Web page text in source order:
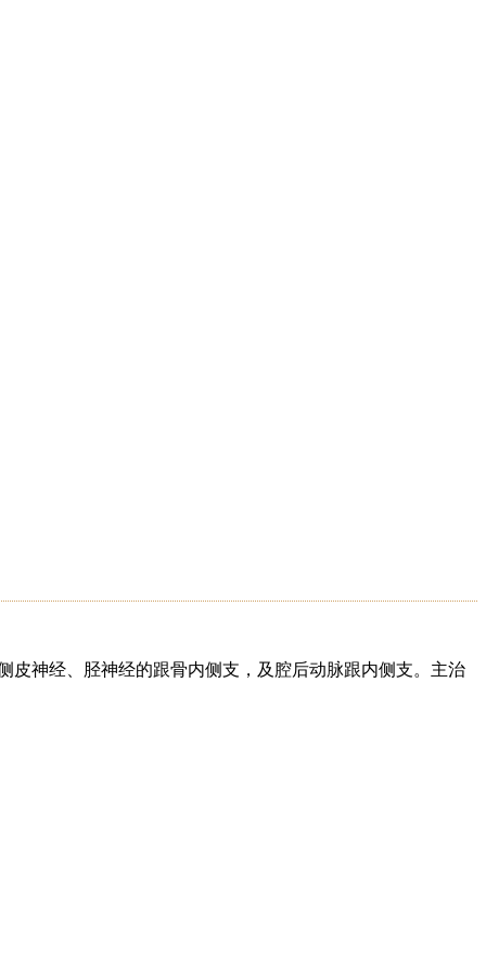
皮神经、胫神经的跟骨内侧支，及腔后动脉跟内侧支。主治